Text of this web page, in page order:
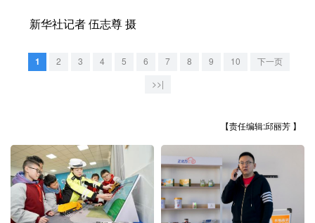
北京 天津
辽宁
四川 贵州 云南
陕西 甘肃 青海 宁夏
新华社记者 伍志尊 摄
1 2 3 4 5 6 7 8 9 10 下一页
>>|
【责任编辑:邱丽芳 】